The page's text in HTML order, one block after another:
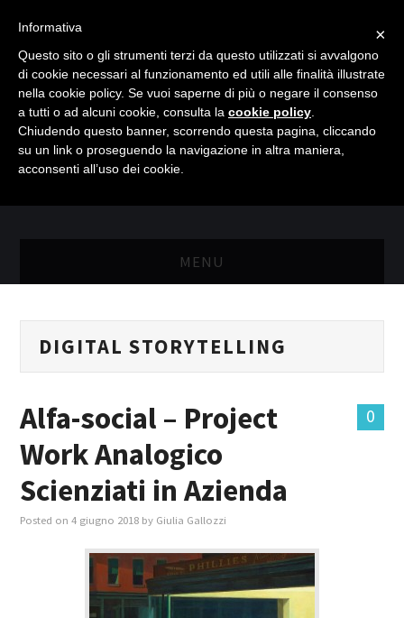
MENU
MASTER MARKETING & RETAIL
MASTER IN FOOD & BEVERAGE
GIURISTI IN AZIENDA
DIGITAL STORYTELLING
0
Alfa-social – Project
Work Analogico
Scienziati in Azienda
Posted on4 giugno 2018 by Giulia Gallozzi
×
Informativa
Questo sito o gli strumenti terzi da questo utilizzati si avvalgono
di cookie necessari al funzionamento ed utili alle finalità illustrate
nella cookie policy. Se vuoi saperne di più o negare il consenso
a tutti o ad alcuni cookie, consulta la cookie policy
Chiudendo questo banner, scorrendo questa pagina, cliccando
su un link o proseguendo la navigazione in altra maniera,
acconsenti all’uso dei cookie.